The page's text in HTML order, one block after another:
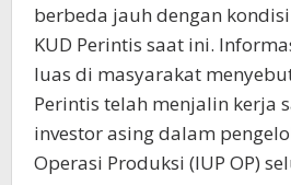
berbeda jauh dengan
KUD Perintis saat ini.
luas di masyarakat
Perintis telah menjalin kerja
investor asing dalam
Operasi Produksi (IUP OP)